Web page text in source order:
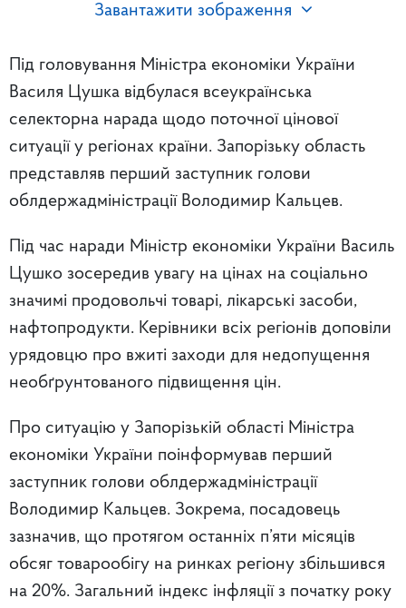
Завантажити зображення
Під головування Міністра економіки України
Василя Цушка відбулася всеукраїнська
селекторна нарада щодо поточної цінової
ситуації у регіонах країни. Запорізьку область
представляв перший заступник голови
облдержадміністрації Володимир Кальцев.
Під час наради Міністр економіки України Василь
Цушко зосередив увагу на цінах на соціально
значимі продовольчі товарі, лікарські засоби,
нафтопродукти. Керівники всіх регіонів доповіли
урядовцю про вжиті заходи для недопущення
необґрунтованого підвищення цін.
Про ситуацію у Запорізькій області Міністра
економіки України поінформував перший
заступник голови облдержадміністрації
Володимир Кальцев. Зокрема, посадовець
зазначив, що протягом останніх п’яти місяців
обсяг товарообігу на ринках регіону збільшився
на 20%. Загальний індекс інфляції з початку року